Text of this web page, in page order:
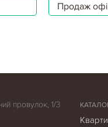
Продаж
провулок, 1/3